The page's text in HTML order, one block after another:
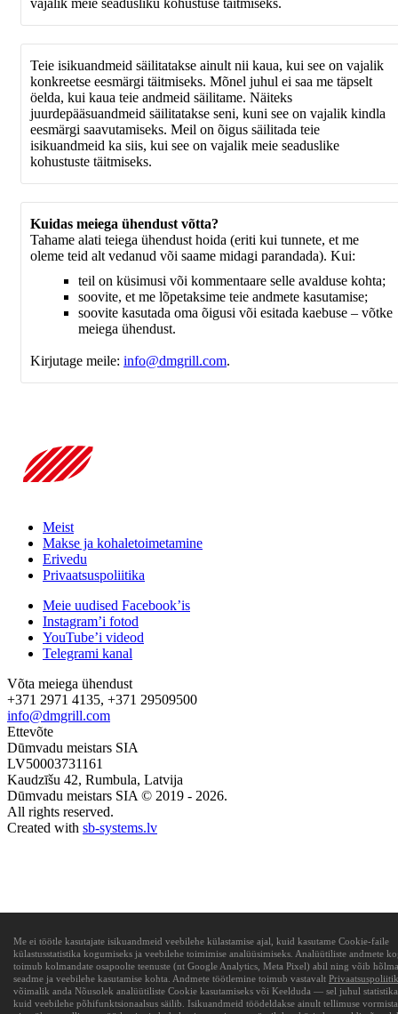
vajalik meie seadusliku kohustuse täitmiseks.
Teie isikuandmeid säilitatakse ainult nii kaua, kui see on vajalik
konkreetse eesmärgi täitmiseks. Mõnel juhul ei saa me täpselt
öelda, kui kaua teie andmeid säilitame. Näiteks
juurdepääsuandmeid säilitatakse seni, kuni see on vajalik kindla
eesmärgi saavutamiseks. Meil on õigus säilitada teie
isikuandmeid ka siis, kui see on vajalik meie seaduslike
kohustuste täitmiseks.
Kuidas meiega ühendust võtta?
Tahame alati teiega ühendust hoida (eriti kui tunnete, et me
oleme teid alt vedanud või saame midagi parandada). Kui:
teil on küsimusi või kommentaare selle avalduse kohta;
soovite, et me lõpetaksime teie andmete kasutamise;
soovite kasutada oma õigusi või esitada kaebuse – võtke
meiega ühendust.
Kirjutage meile: info@dmgrill.com.
Meist
Makse ja kohaletoimetamine
Erivedu
Privaatsuspoliitika
Meie uudised Facebook’is
Instagram’i fotod
YouTube’i videod
Telegrami kanal
Võta meiega ühendust
+371 2971 4135, +371 29509500
info@dmgrill.com
Ettevõte
Dūmvadu meistars SIA
LV50003731161
Kaudzīšu 42, Rumbula, Latvija
Dūmvadu meistars SIA © 2019 - 2026.
All rights reserved.
Created with sb-systems.lv
Me ei töötle kasutajate isikuandmeid veebilehe külastamise ajal, kuid kasutame Cookie-faile
külastusstatistika kogumiseks ja veebilehe toimimise analüüsimiseks. Analüütiliste andmete
toimub kolmandate osapoolte teenuste (nt Google Analytics, Meta Pixel) abil ning võib
seadme ja veebilehe kasutamise kohta. Andmete töötlemine toimub vastavalt
võimalik anda Nõusolek analüütiliste Cookie kasutamiseks või Keelduda — sel juhul
kuid veebilehe põhifunktsionaalsus säilib. Isikuandmeid töödeldakse ainult tellimuse